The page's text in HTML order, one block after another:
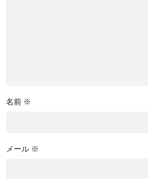
名前 ※
メール ※